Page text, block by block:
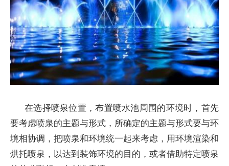
在选择喷泉位置，布置喷水池周围的环境时，首先
要考虑喷泉的主题与形式，所确定的主题与形式要与环
境相协调，把喷泉和环境统一起来考虑，用环境渲染和
烘托喷泉，以达到装饰环境的目的，或者借助特定喷泉